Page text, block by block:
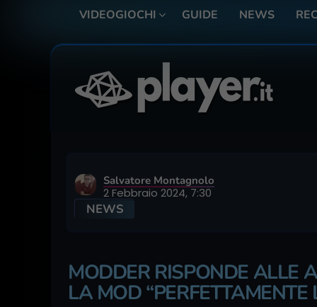
VIDEOGIOCHI GUIDE NEWS
Salvatore Montagnolo
2 Febbraio 2024, 7:30
NEWS
MODDER RISPONDE ALLE
LA MOD